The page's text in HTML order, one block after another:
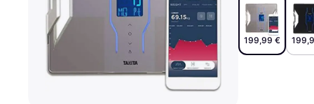
Directorio de
199,99 €